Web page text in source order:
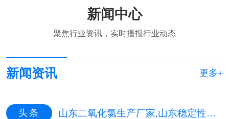
新闻中心
聚焦行业资讯，实时播报行业动态
新闻资讯 更多+
头条 山东二氧化氯生产厂家,山东稳定性二氧化氯生产厂家,山东二氧化氯杀菌剂生产厂家